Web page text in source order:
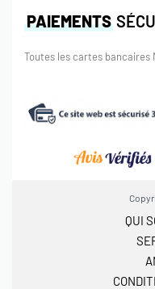
PAIEMENTS
Toutes les cartes bancaires
QUI